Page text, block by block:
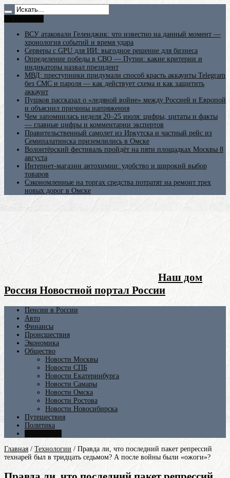
ВСУ атаковали Геленджик: что известно на данный момент —
хронология событий и время удара
Серверы с GPU для ИИ: выгодное решение для бизнеса
Определение победы в СВО — Путин: какие критерии и
индикаторы назвал президент
МВД: преступники придумали способ красть аккаунты Telegram
без СМС и пароля — как действует схема и как защитить
аккаунт
Пушков рассказал о «ледяной войне» между Россией и Европой
и объяснил причины напряжения
Чем запомнилась неделя 20–25 июля: цифры, цитаты и факты
— главные цифры и комментарии экспертов
Правительственный самолет из Иркутска и частный рейс из
Семипалатинска приземлились в Омске
Волонтёрский фестиваль пройдёт на пяти площадках Москвы 8
августа
Интернет-магазин автохимии: удобство и широкий выбор
товаров
Сэкономленные на торгах средства потратят на ремонт трех
новых дорог в Омске
Наш дом
Россия Новостной портал России
Пенсии в России
Авто
Финансы
Происшествия
Экономика
Общество
Новости Москвы
Новости СПБ
Новости Екатеринбурга
Новости Самары
Новости Омска
Новости Ростова
Новости Новосибирска
Путешествия
Политика
Главная / Технологии / Правда ли, что последний пакет репрессий
технарей был в тридцать седьмом? А после войны были «ожоги»?